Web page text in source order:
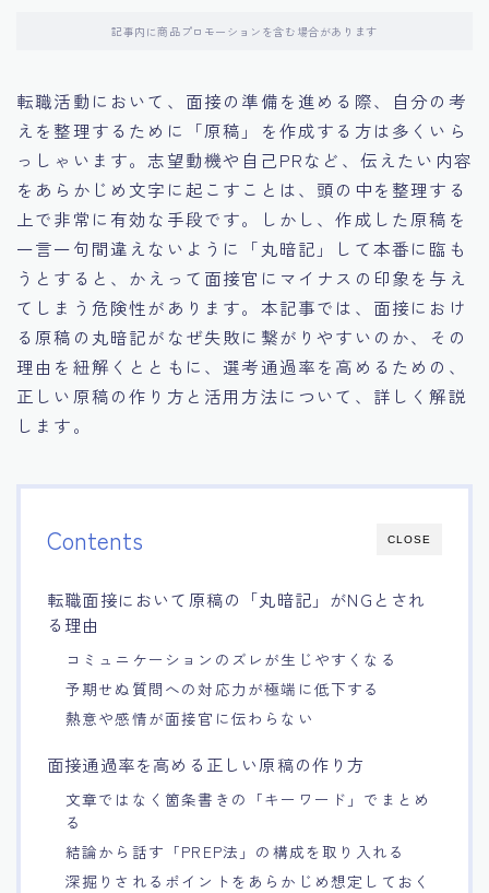
14.キャリアアップのための面接戦略
15.職場適応力をアピールする方法
16.エージェントと良好な関係を築く方法
17.面接でブランクを効果的に伝える方法
18.転職後の職場に適応するためのヒント
記事内に商品プロモーションを含む場合があります
転職活動において、面接の準備を進める際、自分の考
えを整理するために「原稿」を作成する方は多くいら
っしゃいます。志望動機や自己PRなど、伝えたい内容
をあらかじめ文字に起こすことは、頭の中を整理する
上で非常に有効な手段です。しかし、作成した原稿を
一言一句間違えないように「丸暗記」して本番に臨も
うとすると、かえって面接官にマイナスの印象を与え
てしまう危険性があります。本記事では、面接におけ
る原稿の丸暗記がなぜ失敗に繋がりやすいのか、その
理由を紐解くとともに、選考通過率を高めるための、
正しい原稿の作り方と活用方法について、詳しく解説
します。
CLOSE
Contents
転職面接において原稿の「丸暗記」がNGとされ
る理由
コミュニケーションのズレが生じやすくなる
予期せぬ質問への対応力が極端に低下する
熱意や感情が面接官に伝わらない
面接通過率を高める正しい原稿の作り方
文章ではなく箇条書きの「キーワード」でまとめ
る
結論から話す「PREP法」の構成を取り入れる
深掘りされるポイントをあらかじめ想定しておく